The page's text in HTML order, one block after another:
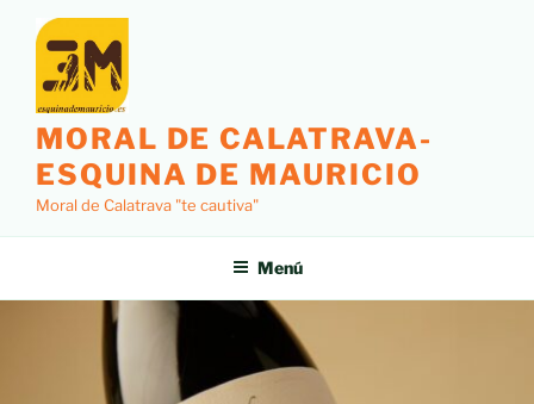
MORAL DE CALATRAVA-
ESQUINA DE MAURICIO
Moral de Calatrava "te cautiva"
Menú